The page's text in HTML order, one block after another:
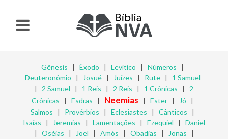
Gênesis | Êxodo | Levítico | Números |
Deuteronômio | Josué| Juízes | Rute| 1 Samuel
| 2 Samuel | 1 Reis | 2 Reis | 1 Crônicas | 2
Crônicas | Esdras | Neemias | Ester | Jó |
Salmos | Provérbios | Eclesiastes | Cânticos |
Isaías | Jeremias | Lamentações | Ezequiel | Daniel
| Oséias | Joel | Amós | Obadias | Jonas |